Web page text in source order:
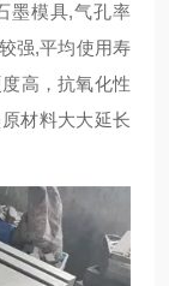
墨模具,气孔率
强,平均使用寿
高，抗氧化性
材料大大延长